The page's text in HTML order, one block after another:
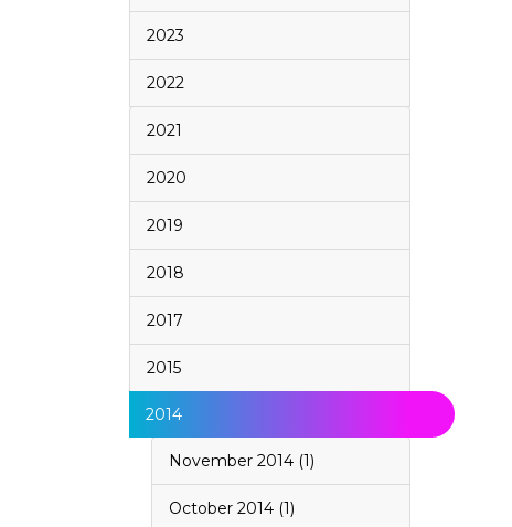
2023
2022
2021
2020
2019
2018
2017
2015
2014
November 2014 (1)
October 2014 (1)